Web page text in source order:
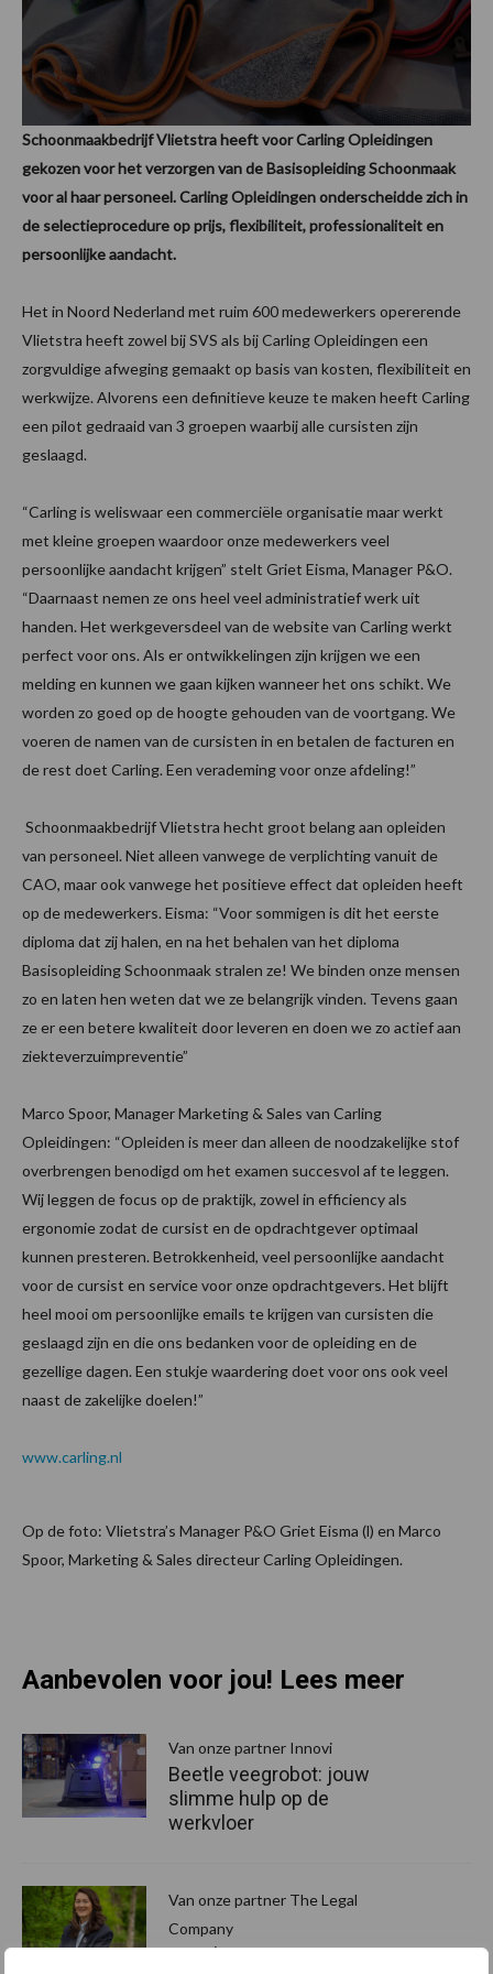
Schoonmaakbedrijf Vlietstra heeft voor Carling Opleidingen
gekozen voor het verzorgen van de Basisopleiding Schoonmaak
voor al haar personeel. Carling Opleidingen onderscheidde zich in
de selectieprocedure op prijs, flexibiliteit, professionaliteit en
persoonlijke aandacht.
Het in Noord Nederland met ruim 600 medewerkers opererende
Vlietstra heeft zowel bij SVS als bij Carling Opleidingen een
zorgvuldige afweging gemaakt op basis van kosten, flexibiliteit en
werkwijze. Alvorens een definitieve keuze te maken heeft Carling
een pilot gedraaid van 3 groepen waarbij alle cursisten zijn
geslaagd.
“Carling is weliswaar een commerciële organisatie maar werkt
met kleine groepen waardoor onze medewerkers veel
persoonlijke aandacht krijgen” stelt Griet Eisma, Manager P&O.
“Daarnaast nemen ze ons heel veel administratief werk uit
handen. Het werkgeversdeel van de website van Carling werkt
perfect voor ons. Als er ontwikkelingen zijn krijgen we een
melding en kunnen we gaan kijken wanneer het ons schikt. We
worden zo goed op de hoogte gehouden van de voortgang. We
voeren de namen van de cursisten in en betalen de facturen en
de rest doet Carling. Een verademing voor onze afdeling!”
Schoonmaakbedrijf Vlietstra hecht groot belang aan opleiden
van personeel. Niet alleen vanwege de verplichting vanuit de
CAO, maar ook vanwege het positieve effect dat opleiden heeft
op de medewerkers. Eisma: “Voor sommigen is dit het eerste
diploma dat zij halen, en na het behalen van het diploma
Basisopleiding Schoonmaak stralen ze! We binden onze mensen
zo en laten hen weten dat we ze belangrijk vinden. Tevens gaan
ze er een betere kwaliteit door leveren en doen we zo actief aan
ziekteverzuimpreventie”
Marco Spoor, Manager Marketing & Sales van Carling
Opleidingen: “Opleiden is meer dan alleen de noodzakelijke stof
overbrengen benodigd om het examen succesvol af te leggen.
Wij leggen de focus op de praktijk, zowel in efficiency als
ergonomie zodat de cursist en de opdrachtgever optimaal
kunnen presteren. Betrokkenheid, veel persoonlijke aandacht
voor de cursist en service voor onze opdrachtgevers. Het blijft
heel mooi om persoonlijke emails te krijgen van cursisten die
geslaagd zijn en die ons bedanken voor de opleiding en de
gezellige dagen. Een stukje waardering doet voor ons ook veel
naast de zakelijke doelen!”
www.carling.nl
Op de foto: Vlietstra’s Manager P&O Griet Eisma (l) en Marco
Spoor, Marketing & Sales directeur Carling Opleidingen.
Aanbevolen voor jou! Lees meer
Van onze partner Innovi
Beetle veegrobot: jouw
slimme hulp op de
werkvloer
Van onze partner The Legal
Company
Bescherming van